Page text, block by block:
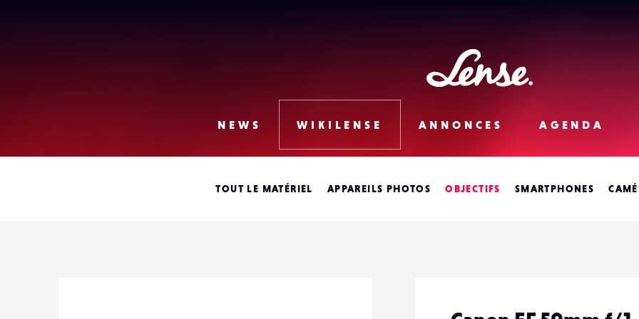
Lense
NEWS WIKILENSE ANNONCES AGENDA
TOUT LE MATÉRIEL APPAREILS PHOTOS OBJECTIFS SMARTPHONES